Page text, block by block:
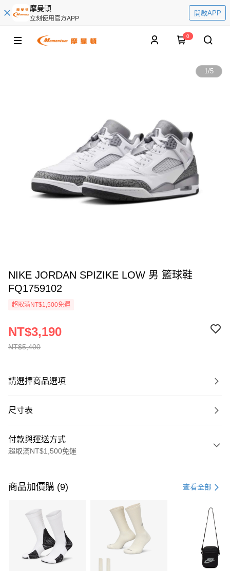
摩曼頓
立刻使用官方APP
開啟APP
0
1/5
NIKE JORDAN SPIZIKE LOW 男 籃球鞋
FQ1759102
超取滿NT$1,500免運
NT$5,400
NT$3,190
請選擇商品選項
尺寸表
付款與運送方式
超取滿NT$1,500免運
信用卡一次付款
3 期 0 利率 每期 21家銀行
合作金庫商業銀行
第一商業銀行
華南商業銀行
彰化商業銀行
上海商業儲蓄銀行
Apple Pay
商品加價購 (9) 查看全部